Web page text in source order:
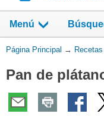
Menú
Mostrar
campo
de
Usted
aquí:
Página Principal →
Pan de